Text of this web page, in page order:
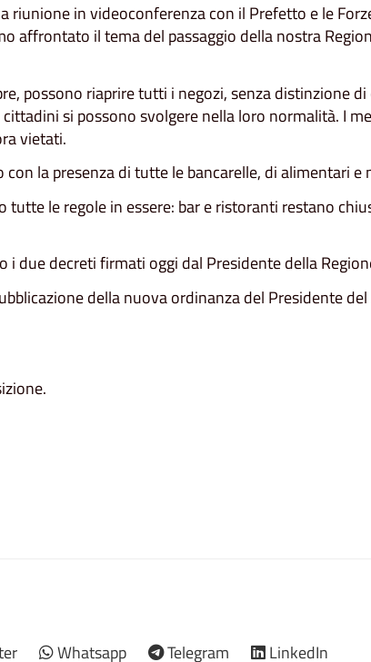
riunione in videoconferenza con il Prefetto e le
affrontato il tema del passaggio della nostra
possono riaprire tutti i negozi, senza distinzione
si possono svolgere nella loro normalità. I
vietati.
con la presenza di tutte le bancarelle, di alimentari e
tutte le regole in essere: bar e ristoranti restano
i due decreti firmati oggi dal Presidente della
della nuova ordinanza del Presidente
Whatsapp Telegram LinkedIn